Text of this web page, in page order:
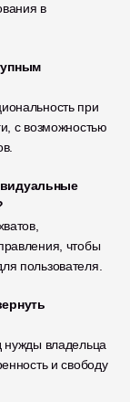
в
при
с возможностью
чтобы
пользователя.
нужды владельца
и свободу